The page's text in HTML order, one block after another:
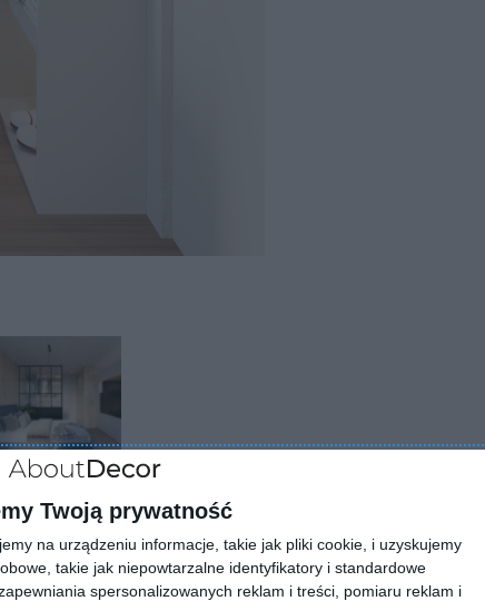
Twoją prywatność
na urządzeniu informacje, takie jak pliki cookie, i uzyskujemy
takie jak niepowtarzalne identyfikatory i standardowe
spersonalizowanych reklam i treści, pomiaru reklam i